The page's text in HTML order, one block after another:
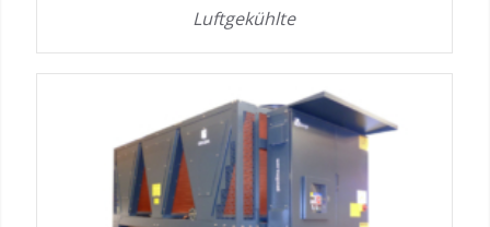
Luftgekühlte